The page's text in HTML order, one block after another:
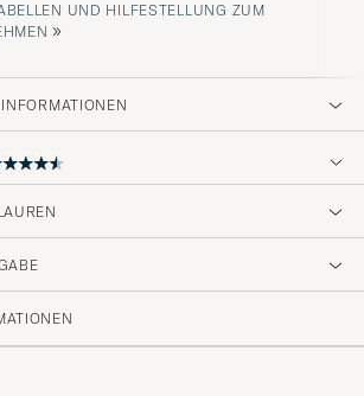
UND HILFESTELLUNG ZUM R
»